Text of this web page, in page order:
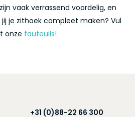
vaak verrassend voordelig, en
je zithoek compleet maken? Vul
onze fauteuils!
+31 (0)88-22 66 300